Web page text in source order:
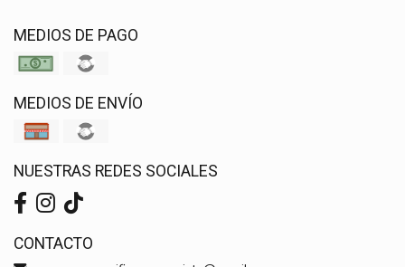
MEDIOS DE PAGO
MEDIOS DE ENVÍO
NUESTRAS REDES SOCIALES
CONTACTO